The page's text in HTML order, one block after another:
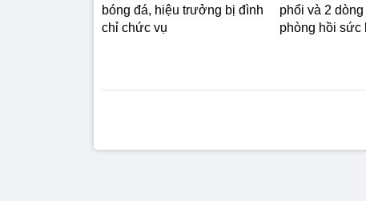
bóng đá, hiệu trưởng bị đình
chỉ chức vụ
phổi và 2
phòng hồi sức